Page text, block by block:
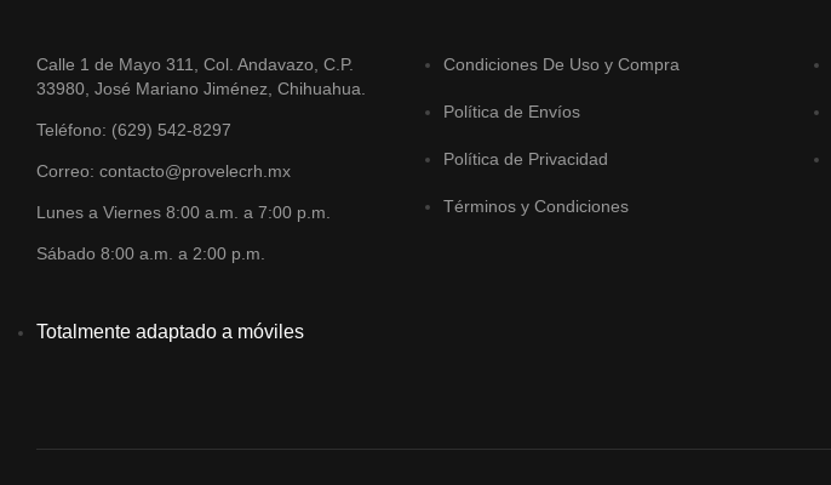
Calle 1 de Mayo 311, Col. Andavazo, C.P.
33980, José Mariano Jiménez, Chihuahua.
Teléfono: (629) 542-8297
Correo: contacto@provelecrh.mx
Lunes a Viernes 8:00 a.m. a 7:00 p.m.
Sábado 8:00 a.m. a 2:00 p.m.
Totalmente adaptado a móviles
Condiciones De Uso y Compra
Política de Envíos
Política de Privacidad
Términos y Condiciones